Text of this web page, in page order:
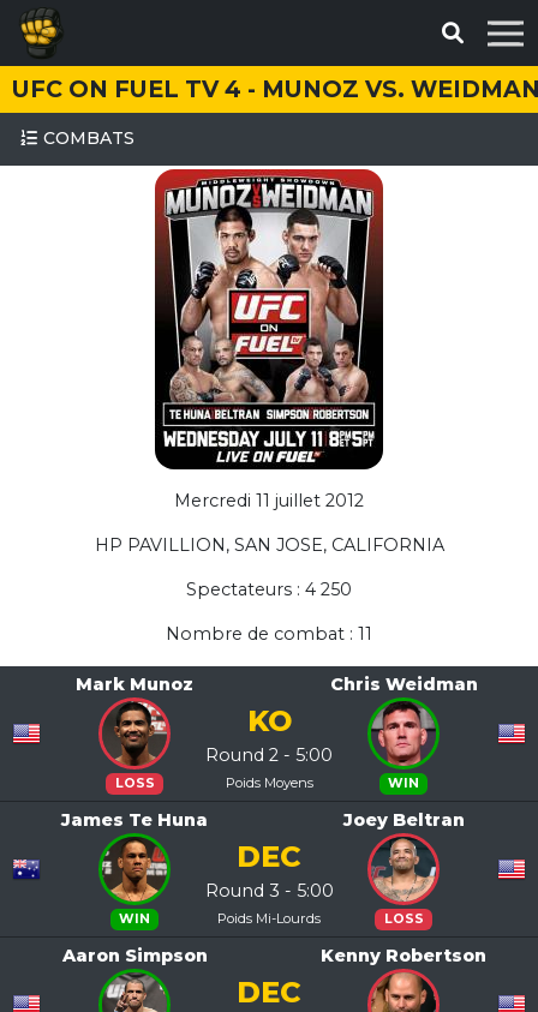
UFC ON FUEL TV 4 - MUNOZ VS.
COMBATS
Mercredi 11 juillet 2012
HP PAVILLION, SAN JOSE, CALIFORNIA
Spectateurs : 4 250
Nombre de combat : 11
Mark Munoz
LOSS
Chris Weidman
WIN
KO
Round 2 - 5:00
Poids Moyens
James Te Huna
WIN
Joey Beltran
LOSS
DEC
Round 3 - 5:00
Poids Mi-Lourds
Aaron Simpson Kenny Robertson
DEC